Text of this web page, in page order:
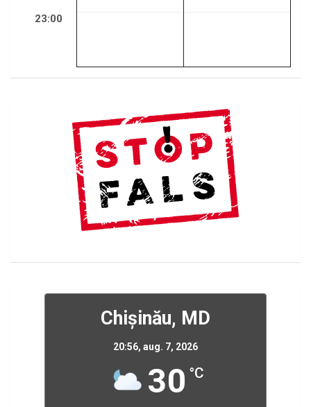
23:00
Chișinău, MD
20:56, aug. 7, 2026
30 °C